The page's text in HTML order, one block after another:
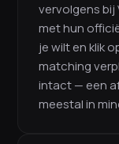
vervolgens bij
met hun
je wilt en klik
matching
intact — een
meestal in